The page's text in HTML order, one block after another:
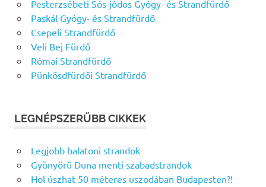
Pesterzsébeti Sós-jódos Gyógy- és Strandfürdő
Paskál Gyógy- és Strandfürdő
Csepeli Strandfürdő
Veli Bej Fürdő
Római Strandfürdő
Pünkösdfürdői Strandfürdő
LEGNÉPSZERŰBB CIKKEK
Legjobb balatoni strandok
Gyönyörű Duna menti szabadstrandok
Hol úszhat 50 méteres uszodában Budapesten?!